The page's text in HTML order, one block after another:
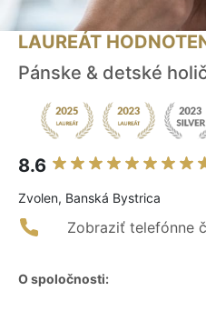
LAUREÁT
Pánske & detské
8.6
Zvolen, Banská Bystrica
Zobraziť telefónne
O spoločnosti: